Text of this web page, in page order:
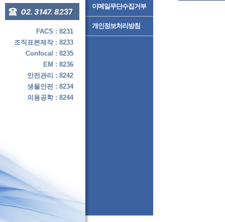
이메일무단수집거부
개인정보처리방침
FACS : 8231
조직표본제작 : 8233
Confocal : 8235
EM : 8236
안전관리 : 8242
생물안전 : 8234
의용공학 : 8244